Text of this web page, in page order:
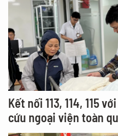
Kết nối 113, 114, 115
cứu ngoại viện toàn